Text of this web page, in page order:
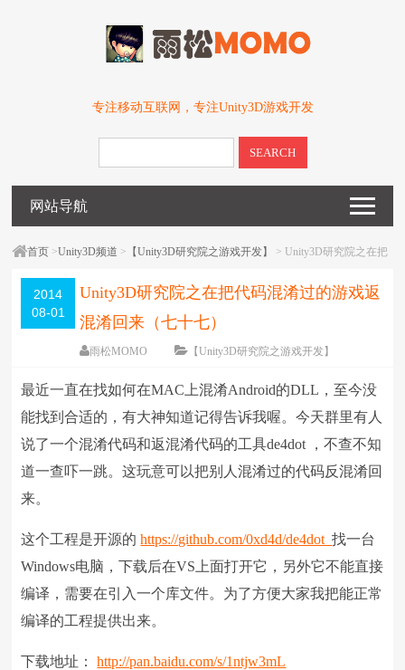
专注移动互联网，专注Unity3D游戏开发
SEARCH
网站导航
首页 >Unity3D频道 > 【Unity3D研究院之游戏开发】
> Unity3D研究院之在把
2014
08-01
Unity3D研究院之在把代码混淆过的游戏返
混淆回来（七十七）
雨松MOMO
【Unity3D研究院之游戏开发】
编辑日期：2014-08-01 字体：大 中小
最近一直在找如何在MAC上混淆Android的DLL，至今没
能找到合适的，有大神知道记得告诉我喔。今天群里有人
说了一个混淆代码和返混淆代码的工具de4dot ，不查不知
道一查吓一跳。这玩意可以把别人混淆过的代码反混淆回
来。
这个工程是开源的https://github.com/0xd4d/de4dot找一台
Windows电脑，下载后在VS上面打开它，另外它不能直接
编译，需要在引入一个库文件。为了方便大家我把能正常
编译的工程提供出来。
下载地址：http://pan.baidu.com/s/1ntjw3mL